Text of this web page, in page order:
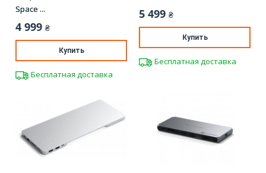
Space ...
4 999 ₴
Купить
Бесплатная доставка
5 499 ₴
Купить
Бесплатная доставка